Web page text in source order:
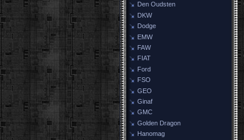
Den Oudsten
DKW
Dodge
EMW
FAW
FIAT
Ford
FSO
GEO
Ginaf
GMC
Golden Dragon
Hanomag